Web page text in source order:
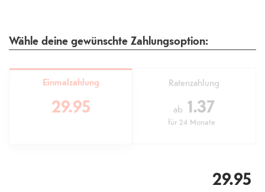
Wähle deine gewünschte Zahlungsoption:
Einmalzahlung
29.95
Ratenzahlung
ab 1.37
für 24 Monate
29.95